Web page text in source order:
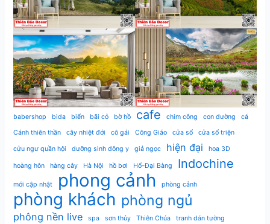
babershop bida biển bãi cỏ bờ hồ cafe chim công con đường
cá
Cánh thiên thần
cây nhiệt đới cô gái Công Giáo cửa sổ cửa sổ triện
cửu ngư quần hội dưỡng sinh đông y giả ngọc hiện đại hoa 3D
hoàng hôn hàng cây Hà Nội hồ bơi Hổ-Đại Bàng Indochine
mới cập nhật phong cảnh phòng cảnh
phòng khách phòng ngủ
phông nền live spa sơn thủy Thiên Chúa
tranh dán tường